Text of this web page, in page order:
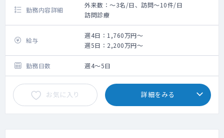
勤務内容詳細
外来数：～3名/日、訪問～10件/日
訪問診療
給与
週4日：1,760万円～
週5日：2,200万円～
勤務日数 週4～5日
お気に入り 詳細をみる